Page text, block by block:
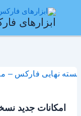
ابزارهای
امکانات جدید نسخه 66 اکسپرت مدیریت
امکانات
66